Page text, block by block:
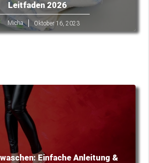
Leitfaden 2026
Micha Oktober 16, 2023
Einfache Anleitung &